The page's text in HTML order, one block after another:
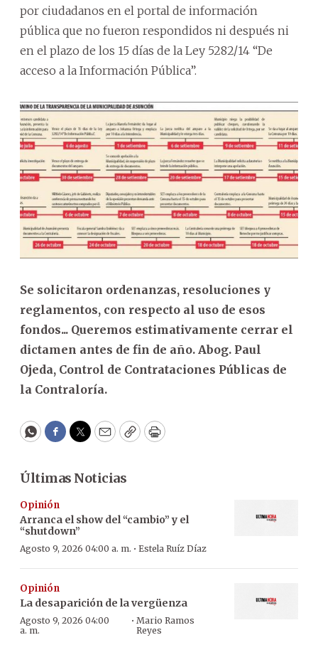
por ciudadanos en el portal de información
pública que no fueron respondidos ni después ni
en el plazo de los 15 días de la Ley 5282/14 “De
acceso a la Información Pública”.
Se solicitaron ordenanzas, resoluciones y
reglamentos, con respecto al uso de esos
fondos... Queremos estimativamente cerrar el
dictamen antes de fin de año. Abog. Paul
Ojeda, Control de Contrataciones Públicas de
la Contraloría.
WhatsApp
Facebook
Twitter
EmailCopyPrint
Últimas Noticias
Opinión
Arranca el show del “cambio” y el
“shutdown”
Agosto 9, 2026 04:00 a. m. · Estela Ruíz Díaz
Opinión
La desaparición de la vergüenza
Agosto 9, 2026 04:00
a. m.
· Mario Ramos
Reyes